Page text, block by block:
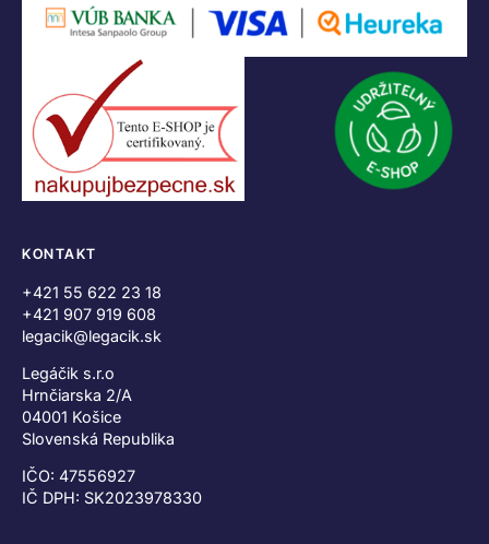
KONTAKT
+421 55 622 23 18
+421 907 919 608
legacik@legacik.sk
Legáčik s.r.o
Hrnčiarska 2/A
04001 Košice
Slovenská Republika
IČO: 47556927
IČ DPH: SK2023978330